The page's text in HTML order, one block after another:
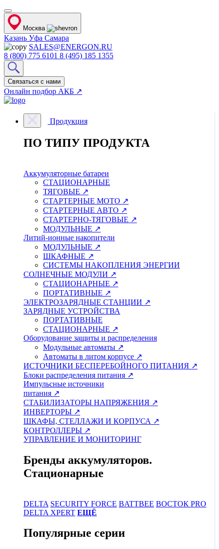
Москва
Казань Уфа Самара
SALES@ENERGON.RU
8 (800) 775 6101 8 (495) 185 1355
Связаться с нами
Онлайн подбор АКБ ↗
Продукция
ПО ТИПУ ПРОДУКТА
Аккумуляторные батареи
СТАЦИОНАРНЫЕ
ТЯГОВЫЕ ↗
СТАРТЕРНЫЕ МОТО ↗
СТАРТЕРНЫЕ АВТО ↗
СТАРТЕРНО-ТЯГОВЫЕ ↗
МОДУЛЬНЫЕ ↗
Литий-ионные накопители
МОДУЛЬНЫЕ ↗
ШКАФНЫЕ ↗
СИСТЕМЫ НАКОПЛЕНИЯ ЭНЕРГИИ
СОЛНЕЧНЫЕ МОДУЛИ ↗
СТАЦИОНАРНЫЕ ↗
ПОРТАТИВНЫЕ ↗
ЭЛЕКТРОЗАРЯДНЫЕ СТАНЦИИ ↗
ЗАРЯДНЫЕ УСТРОЙСТВА
ПОРТАТИВНЫЕ
СТАЦИОНАРНЫЕ ↗
Оборудование защиты и распределения
Модульные автоматы ↗
Автоматы в литом корпусе ↗
ИСТОЧНИКИ БЕСПЕРЕБОЙНОГО ПИТАНИЯ ↗
Блоки распределения питания ↗
Импульсные источники
питания ↗
СТАБИЛИЗАТОРЫ НАПРЯЖЕНИЯ ↗
ИНВЕРТОРЫ ↗
ШКАФЫ, СТЕЛЛАЖИ И КОРПУСА ↗
КОНТРОЛЛЕРЫ ↗
УПРАВЛЕНИЕ И МОНИТОРИНГ
Бренды аккумуляторов.
Стационарные
DELTA SECURITY FORCE BATTBEE ВОСТОК PRO
DELTA XPERT ЕЩЁ
Популярные серии